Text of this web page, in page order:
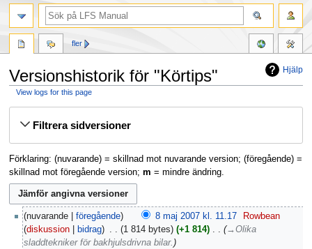
Hjälp
Versionshistorik för "Körtips"
View logs for this page
Filtrera sidversioner
Förklaring: (nuvarande) = skillnad mot nuvarande version; (föregående) =
skillnad mot föregående version; m = mindre ändring.
nuvarande föregående 8 maj 2007 kl. 11.17
Rowbean
diskussion
bidrag 1 814 bytes +1 814 ‎
→‎Olika
sladdtekniker för bakhjulsdrivna bilar.
fler